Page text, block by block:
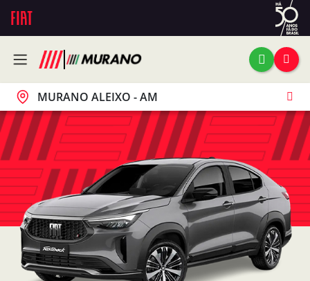
MURANO ALEIXO - AM